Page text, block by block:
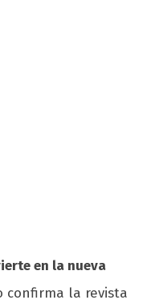
en la nueva
confirma la revista